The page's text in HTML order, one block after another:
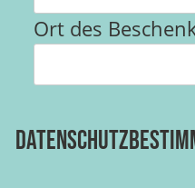
Ort des